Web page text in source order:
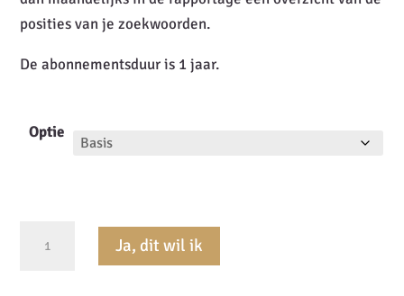
posities van je zoekwoorden.
De abonnementsduur is 1 jaar.
Optie
onderhoudsabonnement
Ja, dit wil ik